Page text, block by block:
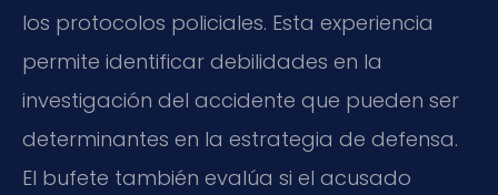
los protocolos policiales. Esta experiencia
permite identificar debilidades en la
investigación del accidente que pueden ser
determinantes en la estrategia de defensa.
El bufete también evalúa si el acusado